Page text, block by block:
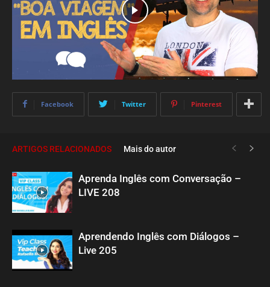
Facebook Twitter Pinterest
ARTIGOS RELACIONADOS Mais do autor
Aprenda Inglês com Conversação –
LIVE 208
Aprendendo Inglês com Diálogos –
Live 205